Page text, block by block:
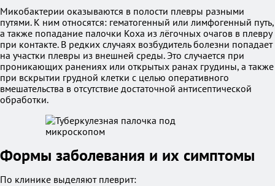
Микобактерии оказываются в полости плевры разными
путями. К ним относятся: гематогенный или лимфогенный путь,
а также попадание палочки Коха из лёгочных очагов в плевру
при контакте. В редких случаях возбудитель болезни попадает
на участки плевры из внешней среды. Это случается при
проникающих ранениях или открытых ранах грудины, а также
при вскрытии грудной клетки с целью оперативного
вмешательства в отсутствие достаточной антисептической
обработки.
Формы заболевания и их симптомы
По клинике выделяют плеврит: